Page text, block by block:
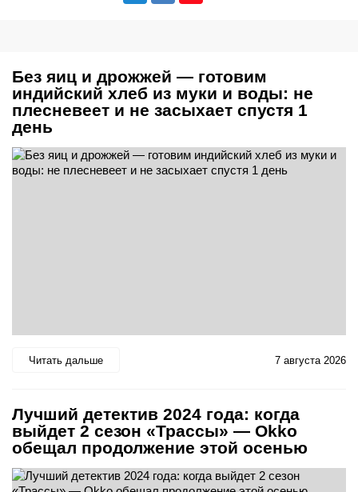
Без яиц и дрожжей — готовим
индийский хлеб из муки и воды: не
плесневеет и не засыхает спустя 1
день
Читать дальше 7 августа 2026
Лучший детектив 2024 года: когда
выйдет 2 сезон «Трассы» — Okko
обещал продолжение этой осенью